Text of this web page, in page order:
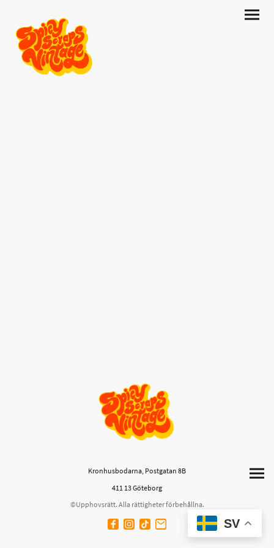
Kronhusbodarna, Postgatan 8B
411 13 Göteborg
©Upphovsrätt. Alla rättigheter förbehållna.
SV